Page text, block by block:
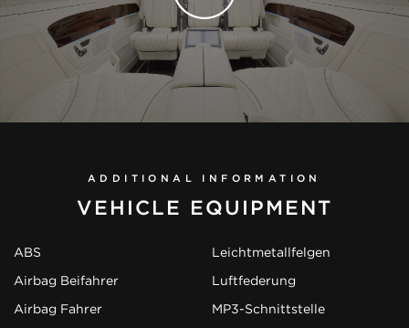
ADDITIONAL INFORMATION
VEHICLE EQUIPMENT
ABS
Airbag Beifahrer
Airbag Fahrer
Leichtmetallfelgen
Luftfederung
MP3-Schnittstelle